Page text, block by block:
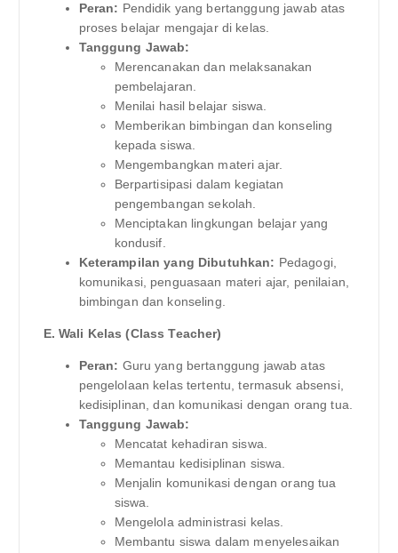
Peran: Pendidik yang bertanggung jawab atas
proses belajar mengajar di kelas.
Tanggung Jawab:
Merencanakan dan melaksanakan
pembelajaran.
Menilai hasil belajar siswa.
Memberikan bimbingan dan konseling
kepada siswa.
Mengembangkan materi ajar.
Berpartisipasi dalam kegiatan
pengembangan sekolah.
Menciptakan lingkungan belajar yang
kondusif.
Keterampilan yang Dibutuhkan: Pedagogi,
komunikasi, penguasaan materi ajar, penilaian,
bimbingan dan konseling.
E. Wali Kelas (Class Teacher)
Peran: Guru yang bertanggung jawab atas
pengelolaan kelas tertentu, termasuk absensi,
kedisiplinan, dan komunikasi dengan orang tua.
Tanggung Jawab:
Mencatat kehadiran siswa.
Memantau kedisiplinan siswa.
Menjalin komunikasi dengan orang tua
siswa.
Mengelola administrasi kelas.
Membantu siswa dalam menyelesaikan